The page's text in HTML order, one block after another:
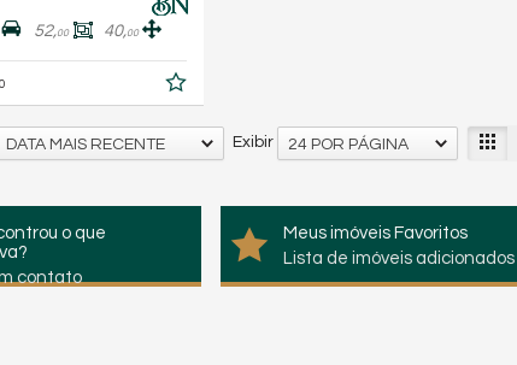
52,00 40,00
Exibir 24 POR PÁGINA
DATA MAIS RECENTE
o que
contato
Meus imóveis Favoritos
Lista de imóveis adicionados